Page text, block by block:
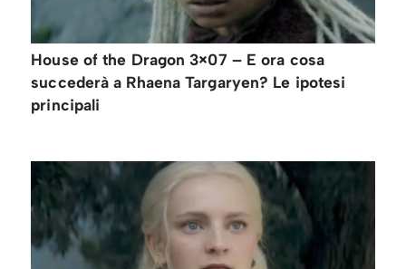
House of the Dragon 3×07 – E ora cosa
succederà a Rhaena Targaryen? Le ipotesi
principali